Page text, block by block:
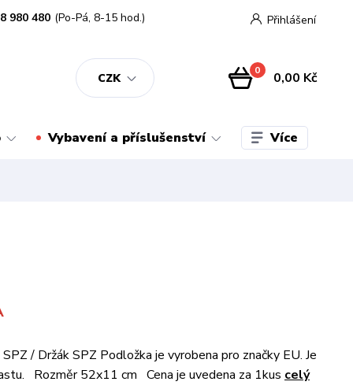
CZK
Přihlášení
980 480 (Po-Pá, 8-15 hod.)
0 0,00 Kč
Vybavení a příslušenství Více
/ Držák SPZ Podložka je vyrobena pro značky EU. Je
Rozměr 52x11 cm Cena je uvedena za 1kus celý